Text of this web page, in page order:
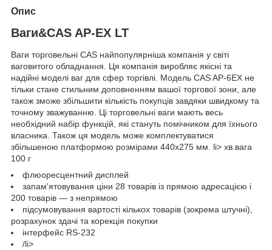
Опис
Ваги&CAS AP-EX LT
Ваги торговельні CAS найпопулярніша компанія у світі
ваговитого обладнання. Ця компанія виробляє якісні та
надійні моделі ваг для сфер торгівлі. Модель CAS AP-6EX не
тільки стане стильним доповненням вашої торгової зони, але
також зможе збільшити кількість покупців завдяки швидкому та
точному зважуванню. Ці торговельні ваги мають весь
необхідний набір функцій, які стануть помічником для їхнього
власника. Також ця модель може комплектуватися
збільшеною платформою розмірами 440х275 мм. li> хв.вага
100 г
флюоресцентний дисплей
запам'ятовування ціни 28 товарів із прямою адресацією і
200 товарів — з непрямою
підсумовування вартості кількох товарів (зокрема штучні),
розрахунок здачі та корекція покупки
інтерфейс RS-232
/li>